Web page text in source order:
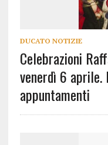
DUCATO NOTIZIE
Celebrazioni
venerdì 6
appuntamenti